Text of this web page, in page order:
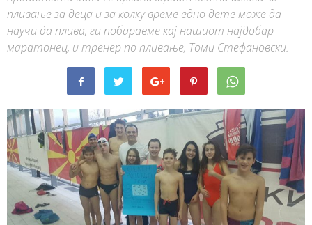
пливање за деца и за колку време едно дете може да
научи да плива, ги побаравме кај нашиот најдобар
маратонец, и тренер по пливање, Томи Стефановски.